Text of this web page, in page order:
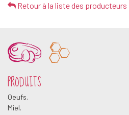
Retour à la liste des producteurs
PRODUITS
Oeufs.
Miel.